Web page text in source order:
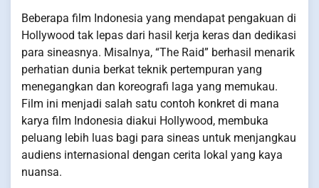
Beberapa film Indonesia yang mendapat pengakuan di
Hollywood tak lepas dari hasil kerja keras dan dedikasi
para sineasnya. Misalnya, “The Raid” berhasil menarik
perhatian dunia berkat teknik pertempuran yang
menegangkan dan koreografi laga yang memukau.
Film ini menjadi salah satu contoh konkret di mana
karya film Indonesia diakui Hollywood, membuka
peluang lebih luas bagi para sineas untuk menjangkau
audiens internasional dengan cerita lokal yang kaya
nuansa.